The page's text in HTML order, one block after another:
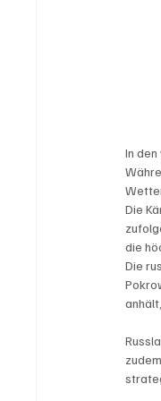
In
Die
die
Die